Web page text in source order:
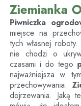
Ziemianka
Piwniczka
miejsce na
tych własnej
nie chodzi o
czasami i do tego
najważniejsza w
przechowywania.
dojrzewania. Jaką